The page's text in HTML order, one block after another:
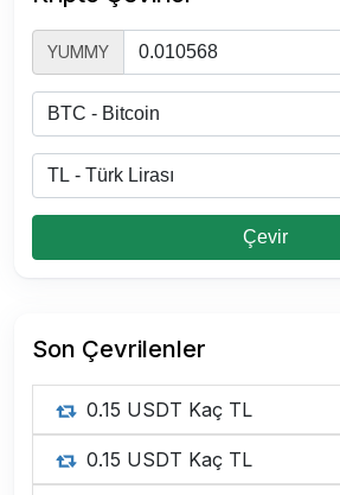
YUMMY
Çevir
Son Çevrilenler
0.15 USDT Kaç TL
0.15 USDT Kaç TL